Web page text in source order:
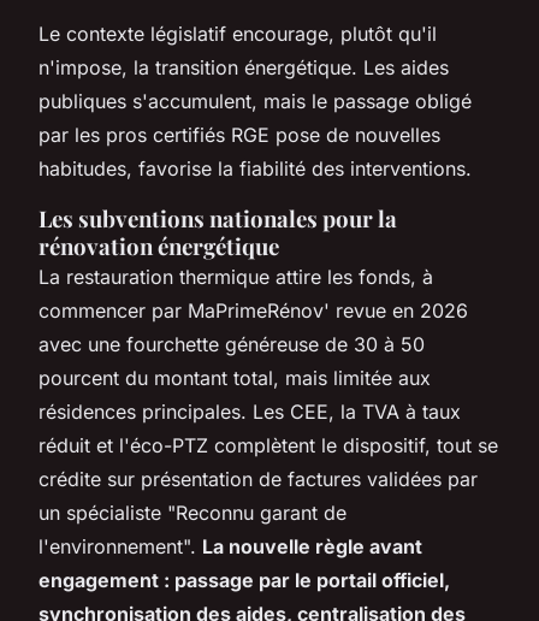
Le contexte législatif encourage, plutôt qu'il
n'impose, la transition énergétique. Les aides
publiques s'accumulent, mais le passage obligé
par les pros certifiés RGE pose de nouvelles
habitudes, favorise la fiabilité des interventions.
Les subventions nationales pour la
rénovation énergétique
La restauration thermique attire les fonds, à
commencer par MaPrimeRénov' revue en 2026
avec une fourchette généreuse de 30 à 50
pourcent du montant total, mais limitée aux
résidences principales. Les CEE, la TVA à taux
réduit et l'éco-PTZ complètent le dispositif, tout se
crédite sur présentation de factures validées par
un spécialiste "Reconnu garant de
l'environnement". La nouvelle règle avant
engagement : passage par le portail officiel,
synchronisation des aides, centralisation des